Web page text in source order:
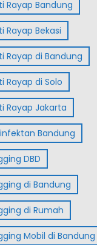
Rayap Bandung
Rayap Bekasi
Rayap di Bandung
Rayap di Solo
Rayap Jakarta
Bandung
DBD
di Bandung
di Rumah
Mobil di Bandung